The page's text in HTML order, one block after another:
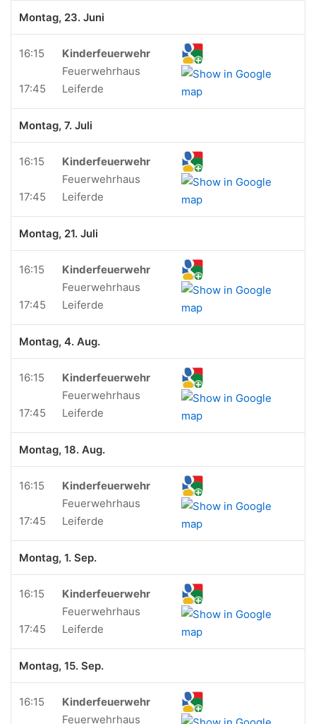
Montag, 23. Juni
16:15
17:45
Kinderfeuerwehr
Feuerwehrhaus
Leiferde
Montag, 7. Juli
16:15
17:45
Kinderfeuerwehr
Feuerwehrhaus
Leiferde
Montag, 21. Juli
16:15
17:45
Kinderfeuerwehr
Feuerwehrhaus
Leiferde
Montag, 4. Aug.
16:15
17:45
Kinderfeuerwehr
Feuerwehrhaus
Leiferde
Montag, 18. Aug.
16:15
17:45
Kinderfeuerwehr
Feuerwehrhaus
Leiferde
Montag, 1. Sep.
16:15
17:45
Kinderfeuerwehr
Feuerwehrhaus
Leiferde
Montag, 15. Sep.
16:15
Kinderfeuerwehr
Feuerwehrhaus